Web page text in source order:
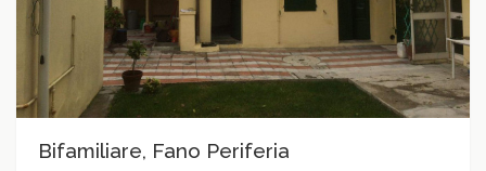
Bifamiliare, Fano Periferia